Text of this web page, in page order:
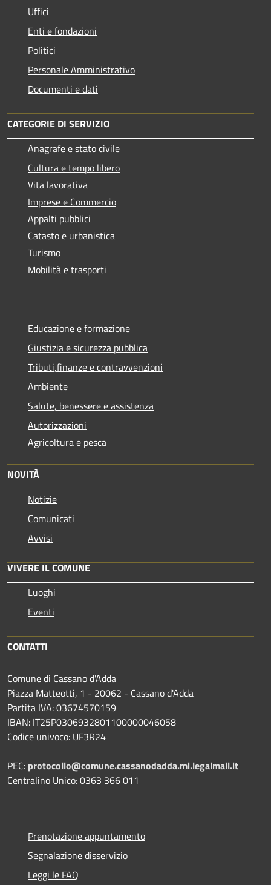
Uffici
Enti e fondazioni
Politici
Personale Amministrativo
Documenti e dati
CATEGORIE DI SERVIZIO
Anagrafe e stato civile
Cultura e tempo libero
Vita lavorativa
Imprese e Commercio
Appalti pubblici
Catasto e urbanistica
Turismo
Mobilità e trasporti
Educazione e formazione
Giustizia e sicurezza pubblica
Tributi,finanze e contravvenzioni
Ambiente
Salute, benessere e assistenza
Autorizzazioni
Agricoltura e pesca
NOVITÀ
Notizie
Comunicati
Avvisi
VIVERE IL COMUNE
Luoghi
Eventi
CONTATTI
Comune di Cassano d'Adda
Piazza Matteotti, 1 - 20062 - Cassano d'Adda
Partita IVA: 03674570159
IBAN: IT25P0306932801100000046058
Codice univoco: UF3R24
PEC: protocollo@comune.cassanodadda.mi.legalmail.it
Centralino Unico: 0363 366 011
Prenotazione appuntamento
Segnalazione disservizio
Leggi le FAQ